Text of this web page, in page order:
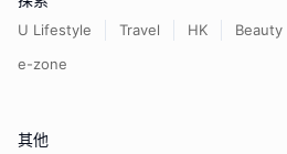
U Lifestyle Travel HK Beauty
e-zone
其他